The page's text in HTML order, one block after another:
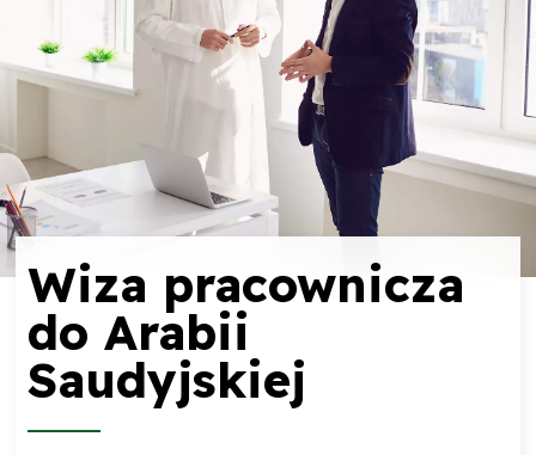
Wiza pracownicza
do Arabii
Saudyjskiej